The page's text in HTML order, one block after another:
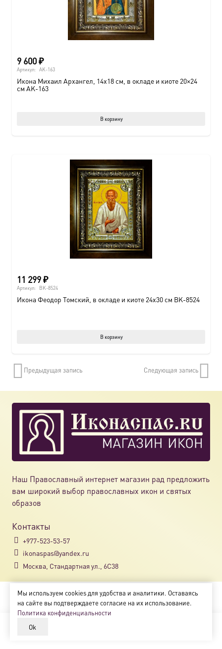
9 600₽
Артикул: AK-163
Икона Михаил Архангел, 14х18 см, в окладе и киоте 20×24
см AK-163
В корзину
11 299₽
Артикул: BK-8524
Икона Феодор Томский, в окладе и киоте 24х30 см BK-8524
В корзину
Предыдущая запись Следующая запись
Наш Православный интернет магазин рад предложить
вам широкий выбор православных икон и святых
образов
Контакты
+977-523-53-57
ikonaspas@yandex.ru
Москва, Стандартная ул., 6С38
Copyright © 2018-2025
Магазин православных икон «ikonaspas.ru»
Мы используем cookies для удобства и аналитики. Оставаясь
на сайте вы подтверждаете согласие на их использование.
Политика конфиденциальности
Ok